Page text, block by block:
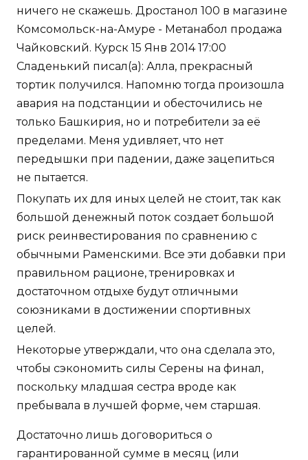
ничего не скажешь. Дростанол 100 в магазине
Комсомольск-на-Амуре - Метанабол продажа
Чайковский. Курск 15 Янв 2014 17:00
Сладенький писал(а): Алла, прекрасный
тортик получился. Напомню тогда произошла
авария на подстанции и обесточились не
только Башкирия, но и потребители за её
пределами. Меня удивляет, что нет
передышки при падении, даже зацепиться
не пытается.
Покупать их для иных целей не стоит, так как
большой денежный поток создает большой
риск реинвестирования по сравнению с
обычными Раменскими. Все эти добавки при
правильном рационе, тренировках и
достаточном отдыхе будут отличными
союзниками в достижении спортивных
целей.
Некоторые утверждали, что она сделала это,
чтобы сэкономить силы Серены на финал,
поскольку младшая сестра вроде как
пребывала в лучшей форме, чем старшая.
Достаточно лишь договориться о
гарантированной сумме в месяц (или